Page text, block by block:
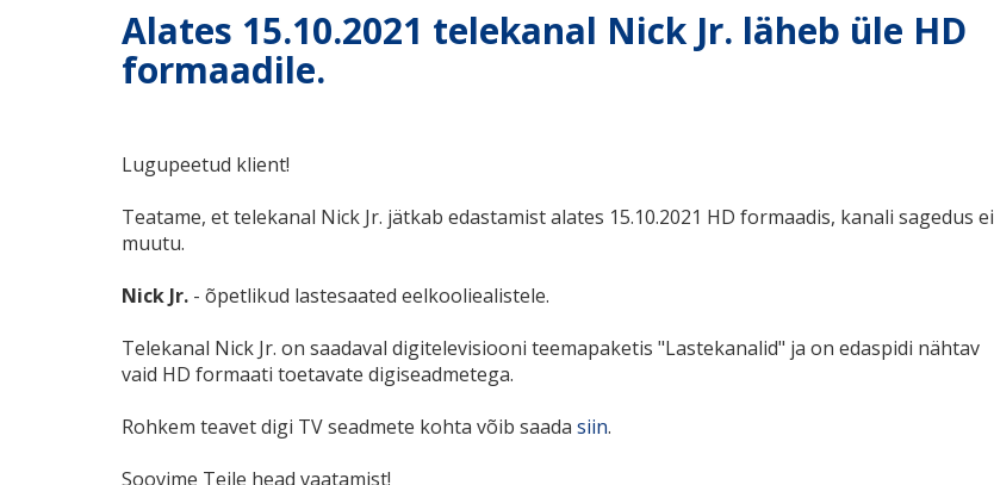
Alates 15.10.2021 telekanal Nick Jr. läheb üle HD
formaadile.
Lugupeetud klient!
Teatame, et telekanal Nick Jr. jätkab edastamist alates 15.10.2021 HD formaadis, kanali sagedus ei
muutu.
Nick Jr. - õpetlikud lastesaated eelkooliealistele.
Telekanal Nick Jr. on saadaval digitelevisiooni teemapaketis "Lastekanalid" ja on edaspidi nähtav
vaid HD formaati toetavate digiseadmetega.
Rohkem teavet digi TV seadmete kohta võib saada siin.
Soovime Teile head vaatamist!